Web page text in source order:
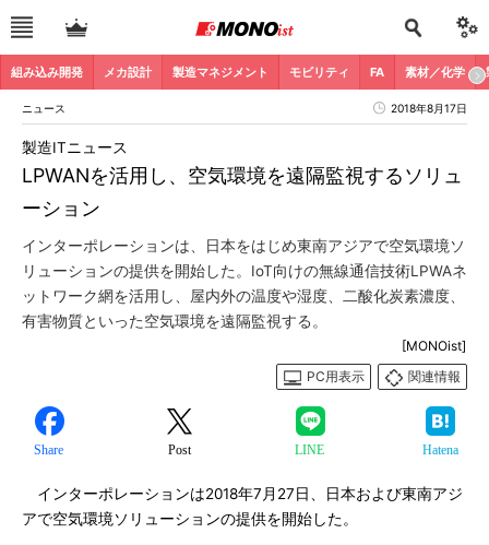
組み込み開発 メカ設計 製造マネジメント モビリティ FA 素材／化学
ニュース 2018年8月17日
LPWANを活用し、空気環境を遠隔監視するソリュ
ーション
製造ITニュース
インターポレーションは、日本をはじめ東南アジアで空気環境ソ
リューションの提供を開始した。IoT向けの無線通信技術LPWAネ
ットワーク網を活用し、屋内外の温度や湿度、二酸化炭素濃度、
有害物質といった空気環境を遠隔監視する。
[MONOist]
PC用表示
関連情報
Share Post LINE Hatena
インターポレーションは2018年7月27日、日本および東南アジ
アで空気環境ソリューションの提供を開始した。